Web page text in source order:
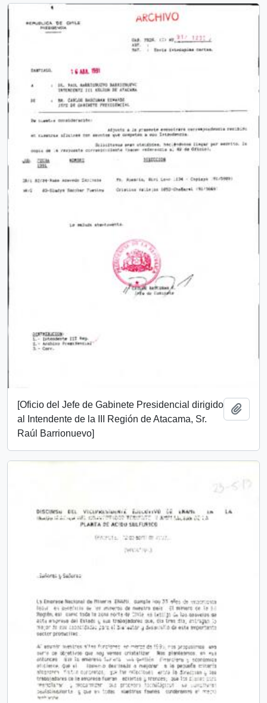
[Oficio del Jefe de Gabinete Presidencial dirigido
al Intendente de la III Región de Atacama, Sr.
Raúl Barrionuevo]